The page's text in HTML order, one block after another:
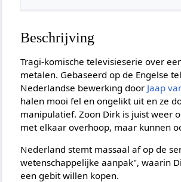
Beschrijving
Tragi-komische televisieserie over
metalen. Gebaseerd op de Engelse
Nederlandse bewerking door Jaap
halen mooi fel en ongelikt uit en ze
manipulatief. Zoon Dirk is juist weer
met elkaar overhoop, maar kunnen
Nederland stemt massaal af op de
wetenschappelijke aanpak", waarin
een gebit willen kopen.